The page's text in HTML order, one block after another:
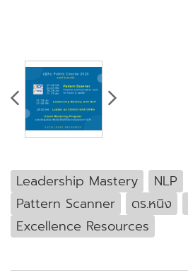
Leadership Mastery NLP
Pattern Scanner
ดร.หนิง
Excellence Resources